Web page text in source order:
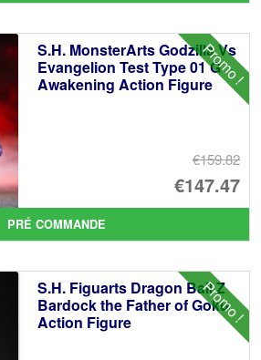
Promo !
S.H. MonsterArts Godzilla Vs
Evangelion Test Type 01 G
Awakening Action Figure
€159.82
Le
€147.47
Le
PRÉ COMMANDE
Promo !
S.H. Figuarts Dragon Ball Z
Bardock the Father of Goku
Action Figure